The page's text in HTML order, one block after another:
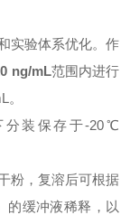
实验体系优化。作
ng/mL范围内进行
分装保存于-20℃
粉，复溶后可根据
的缓冲液稀释，以